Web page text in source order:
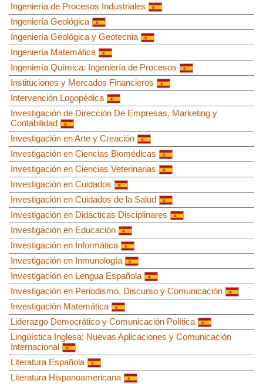
Ingeniería de Procesos Industriales
Ingeniería Geológica
Ingeniería Geológica y Geotecnia
Ingeniería Matemática
Ingeniería Química: Ingeniería de Procesos
Instituciones y Mercados Financieros
Intervención Logopédica
Investigación de Dirección De Empresas, Marketing y
Contabilidad
Investigación en Arte y Creación
Investigación en Ciencias Biomédicas
Investigación en Ciencias Veterinarias
Investigación en Cuidados
Investigación en Cuidados de la Salud
Investigación en Didácticas Disciplinares
Investigación en Educación
Investigación en Informática
Investigación en Inmunología
Investigación en Lengua Española
Investigación en Periodismo, Discurso y Comunicación
Investigación Matemática
Liderazgo Democrático y Comunicación Política
Lingüística Inglesa: Nuevas Aplicaciones y Comunicación
Internacional
Literatura Española
Literatura Hispanoamericana